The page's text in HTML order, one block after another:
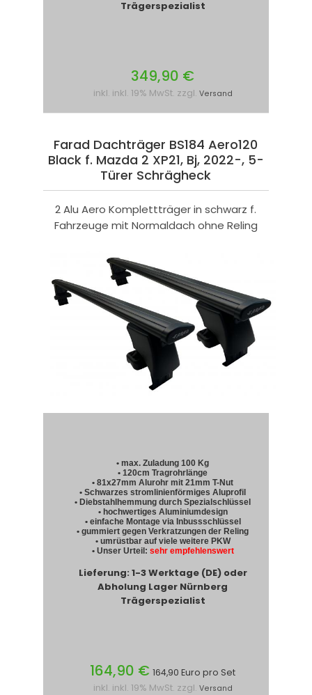
Trägerspezialist
349,90 €
inkl. inkl. 19% MwSt. zzgl. Versand
Farad Dachträger BS184 Aero120
Black f. Mazda 2 XP21, Bj, 2022-, 5-
Türer Schrägheck
2 Alu Aero Komplettträger in schwarz f.
Fahrzeuge mit Normaldach ohne Reling
• max. Zuladung 100 Kg
• 120cm Tragrohrlänge
• 81x27mm Alurohr mit 21mm T-Nut
• Schwarzes stromlinienförmiges Aluprofil
• Diebstahlhemmung durch Spezialschlüssel
• hochwertiges Aluminiumdesign
• einfache Montage via Inbussschlüssel
• gummiert gegen Verkratzungen der Reling
• umrüstbar auf viele weitere PKW
• Unser Urteil: sehr empfehlenswert
Lieferung: 1-3 Werktage (DE) oder
Abholung Lager Nürnberg
Trägerspezialist
164,90 € 164,90 Euro pro Set
inkl. inkl. 19% MwSt. zzgl. Versand